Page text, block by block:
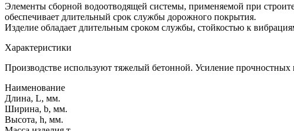
Элементы сборной водоотводящей системы, применяемой при
обеспечивает длительный срок службы дорожного покрытия.
Изделие обладает длительным сроком службы, стойкостью к
Характеристики
Производстве используют тяжелый бетонной. Усиление
Наименование
Длина, L, мм.
Ширина, b, мм.
Высота, h, мм.